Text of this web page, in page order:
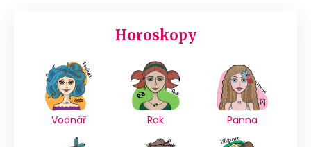
Horoskopy
Vodnář Rak Panna